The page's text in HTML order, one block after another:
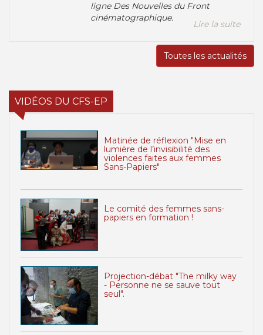
ligne Des Nouvelles du Front
cinématographique.
Lire la suite
Toutes les actualités
VIDÉOS DU CFS-EP
Matinée de réflexion "Mise en
lumière de l’invisibilité des
violences faites aux femmes
Sans-Papiers"
Le comité des femmes sans-
papiers en formation !
Projection-débat "The milky way
- Personne ne se sauve tout
seul".